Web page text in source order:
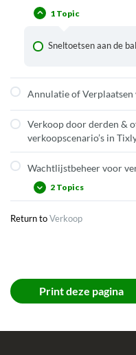
1 Topic
Sneltoetsen aan de
Annulatie of Verplaatsen
Verkoop door derden &
verkoopscenario’s in
Wachtlijstbeheer voor
2 Topics
Vrijgekomen tickets
Return toVerkoop
Print deze pagina